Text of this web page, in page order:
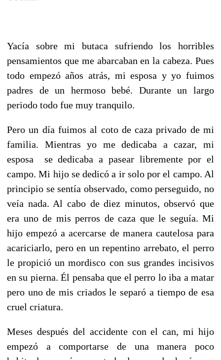
Yacía sobre mi butaca sufriendo los horribles
pensamientos que me abarcaban en la cabeza. Pues
todo empezó años atrás, mi esposa y yo fuimos
padres de un hermoso bebé. Durante un largo
periodo todo fue muy tranquilo.
Pero un día fuimos al coto de caza privado de mi
familia. Mientras yo me dedicaba a cazar, mi
esposa se dedicaba a pasear libremente por el
campo. Mi hijo se dedicó a ir solo por el campo. Al
principio se sentía observado, como perseguido, no
veía nada. Al cabo de diez minutos, observó que
era uno de mis perros de caza que le seguía. Mi
hijo empezó a acercarse de manera cautelosa para
acariciarlo, pero en un repentino arrebato, el perro
le propició un mordisco con sus grandes incisivos
en su pierna. Él pensaba que el perro lo iba a matar
pero uno de mis criados le separó a tiempo de esa
cruel criatura.
Meses después del accidente con el can, mi hijo
empezó a comportarse de una manera poco